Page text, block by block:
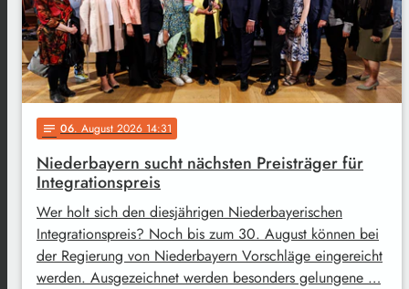
notes 06. August 2026 14:31
Niederbayern sucht nächsten Preisträger für
Integrationspreis
Wer holt sich den diesjährigen Niederbayerischen
Integrationspreis? Noch bis zum 30. August können bei
der Regierung von Niederbayern Vorschläge eingereicht
werden. Ausgezeichnet werden besonders gelungene …